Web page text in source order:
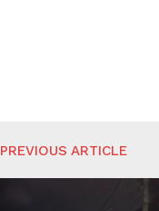
PREVIOUS ARTICLE